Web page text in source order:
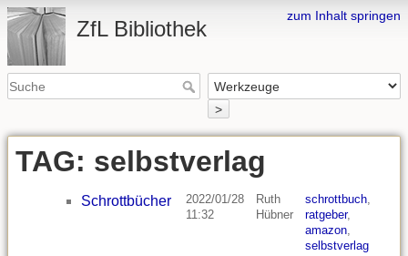
zum Inhalt springen
ZfL Bibliothek
>
TAG: selbstverlag
Schrottbücher
2022/01/28
11:32
Ruth
Hübner
schrottbuch,
ratgeber,
amazon,
selbstverlag